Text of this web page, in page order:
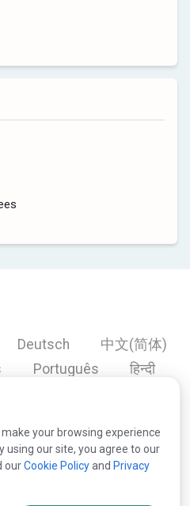
your browsing experience
using our site, you agree to our
ourCookie Policyand Privacy
Deutsch
中文(简体)
Português
हिन्दी
Network. All rights